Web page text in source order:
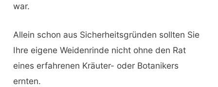
war.
Allein schon aus Sicherheitsgründen sollten Sie
Ihre eigene Weidenrinde nicht ohne den Rat
eines erfahrenen Kräuter- oder Botanikers
ernten.